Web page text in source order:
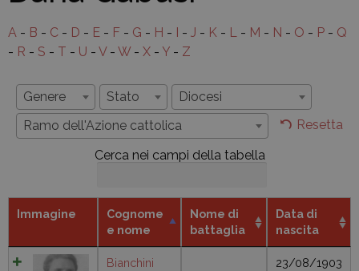
A - B - C - D - E - F - G - H - - J - K - L - M - N - O - P - Q
- R - S - T - U - V - W - X - Y - Z
Genere Stato
Diocesi
Ramo dell'Azione cattolica
Resetta
Cerca nei campi della tabella
Immagine
Cognome
e nome
Nome di
battaglia
Data di
nascita
Bianchini
23/08/1903